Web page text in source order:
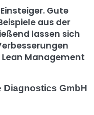
Gute
aus der
lassen sich
Management
Diagnostics GmbH